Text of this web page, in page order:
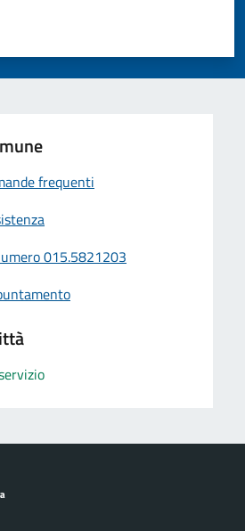
5 stelle su 5
su 5
su 5
frequenti
015.5821203